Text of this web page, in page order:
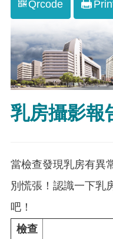
Qrcode
乳房攝影報
當檢查發現乳房有異
別慌張！認識一下乳
吧！
檢查